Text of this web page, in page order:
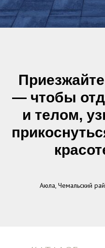
— чтобы
и телом,
Аюла, Чемальский